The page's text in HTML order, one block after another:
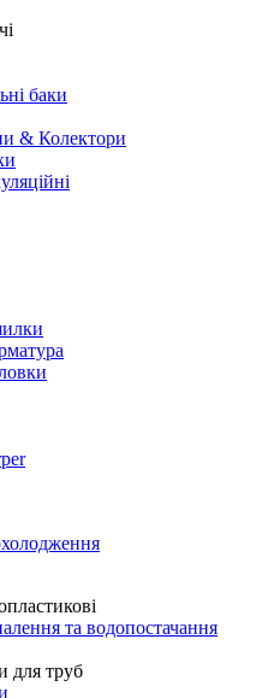
баки
& Колектори
та водопостачання
для труб